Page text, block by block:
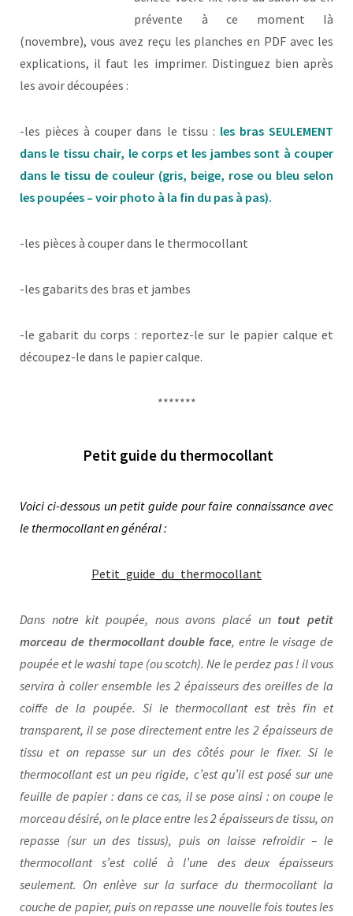
prévente à ce moment là
(novembre), vous avez reçu les planches en PDF avec les
explications, il faut les imprimer. Distinguez bien après
les avoir découpées :
-les pièces à couper dans le tissu : les bras SEULEMENT
dans le tissu chair, le corps et les jambes sont à couper
dans le tissu de couleur (gris, beige, rose ou bleu selon
les poupées – voir photo à la fin du pas à pas).
-les pièces à couper dans le thermocollant
-les gabarits des bras et jambes
-le gabarit du corps : reportez-le sur le papier calque et
découpez-le dans le papier calque.
*******
Petit guide du thermocollant
Voici ci-dessous un petit guide pour faire connaissance avec
le thermocollant en général :
Petit_guide_du_thermocollant
Dans notre kit poupée, nous avons placé un tout petit
morceau de thermocollant double face, entre le visage de
poupée et le washi tape (ou scotch). Ne le perdez pas ! il vous
servira à coller ensemble les 2 épaisseurs des oreilles de la
coiffe de la poupée. Si le thermocollant est très fin et
transparent, il se pose directement entre les 2 épaisseurs de
tissu et on repasse sur un des côtés pour le fixer. Si le
thermocollant est un peu rigide, c’est qu’il est posé sur une
feuille de papier : dans ce cas, il se pose ainsi : on coupe le
morceau désiré, on le place entre les 2 épaisseurs de tissu, on
repasse (sur un des tissus), puis on laisse refroidir – le
thermocollant s’est collé à l’une des deux épaisseurs
seulement. On enlève sur la surface du thermocollant la
couche de papier, puis on repasse une nouvelle fois toutes les